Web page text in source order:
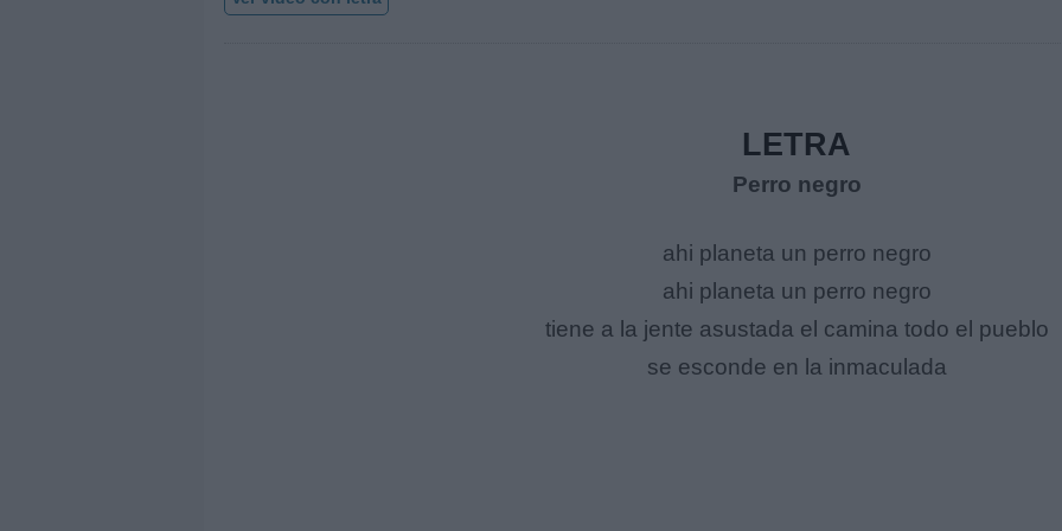
LETRA
Perro negro
ahi planeta un perro negro
ahi planeta un perro negro
tiene a la jente asustada el camina todo el pueblo
se esconde en la inmaculada